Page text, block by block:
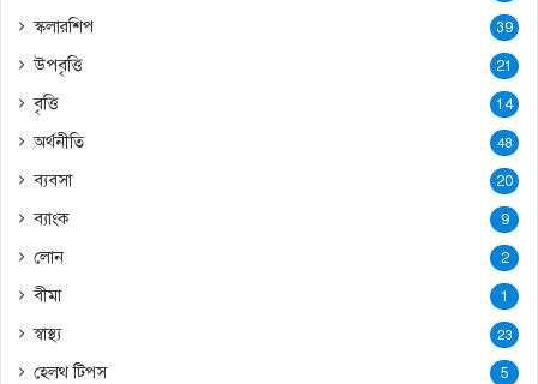
স্কলারশিপ 39
উপবৃত্তি 21
বৃত্তি 14
অর্থনীতি 48
ব্যবসা 20
ব্যাংক 9
লোন 2
বীমা 1
স্বাস্থ্য 23
হেলথ টিপস 5